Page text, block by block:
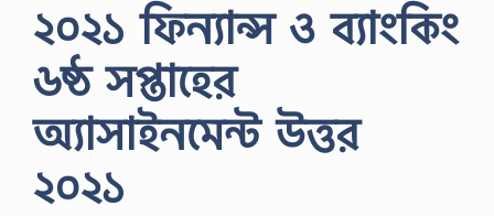
২০২১ ফিন্যান্স ও ব্যাংকিং
৬ষ্ঠ সপ্তাহের
অ্যাসাইনমেন্ট উত্তর
২০২১